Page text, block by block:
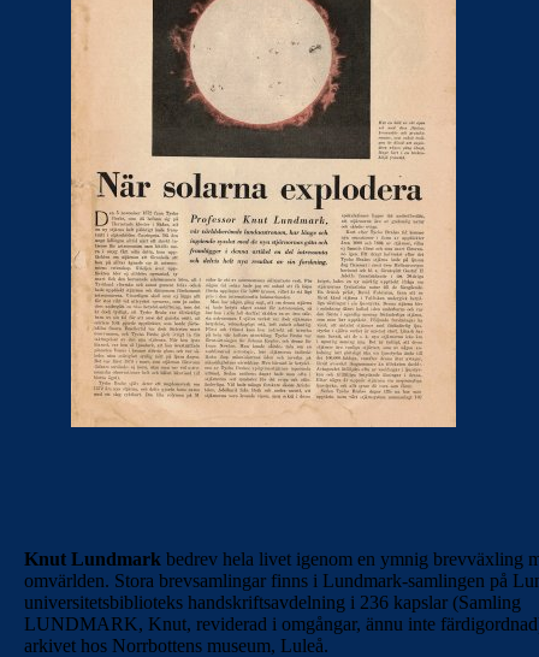
Knut Lundmark bedrev hela livet igenom en ymnig brevväxling
omvärlden. Stora brevsamlingar finns i Lundmark-samlingen på
universitetsbiblioteks handskriftsavdelning i 236 kapslar (Samling
LUNDMARK, Knut, reviderad i omgångar, ännu inte
arkivet hos Norrbottens museum, Luleå.